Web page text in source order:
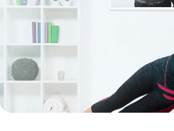
Багетная мастерская
Полиграфия
Услуги и сервис